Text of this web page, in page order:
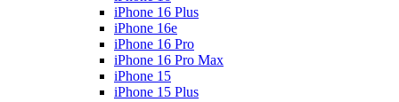
iPhone 16 Plus
iPhone 16e
iPhone 16 Pro
iPhone 16 Pro Max
iPhone 15
iPhone 15 Plus